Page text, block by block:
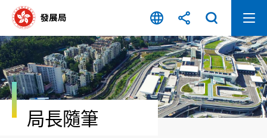
容
開
始
局長隨筆